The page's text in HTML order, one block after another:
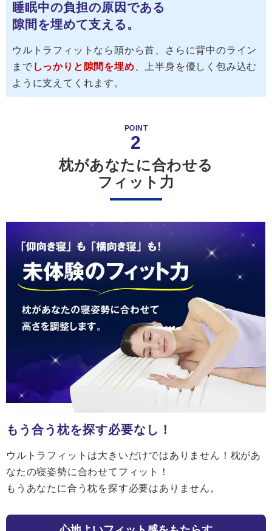
睡眠中の負担の原因である
隙間を埋めて支える。
ウルトラフィットなら頭から首、さらに背中のライン
まで しっかりと隙間を埋め 、上半身を優しく包み込む
ように支えてくれます。
POINT
2
枕があなたに合わせる
フィット力
もう合う枕を探す必要なし！
ウルトラフィットは大きいだけではありません！枕があ
なたの寝姿勢に合わせてフィット！
もうあなたに合う枕を探す必要はありません。